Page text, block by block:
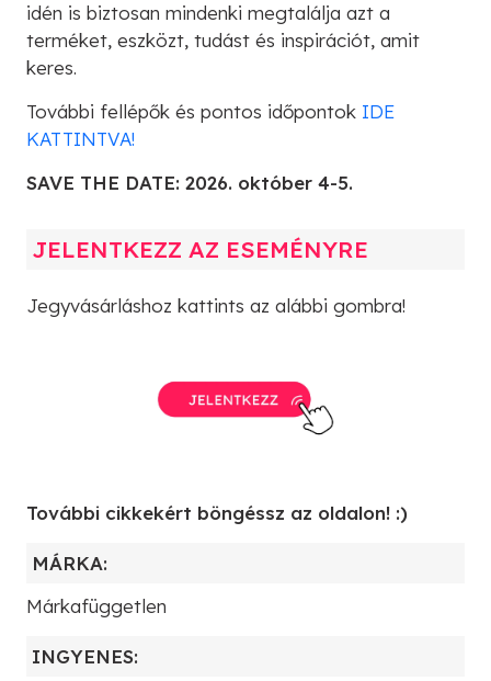
idén is biztosan mindenki megtalálja azt a
terméket, eszközt, tudást és inspirációt, amit
keres.
További fellépők és pontos időpontok IDE
KATTINTVA!
SAVE THE DATE: 2026. október 4-5.
JELENTKEZZ AZ ESEMÉNYRE
Jegyvásárláshoz kattints az alábbi gombra!
További cikkekért böngéssz az oldalon! :)
MÁRKA:
Márkafüggetlen
INGYENES: